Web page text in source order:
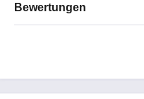
Bewertungen